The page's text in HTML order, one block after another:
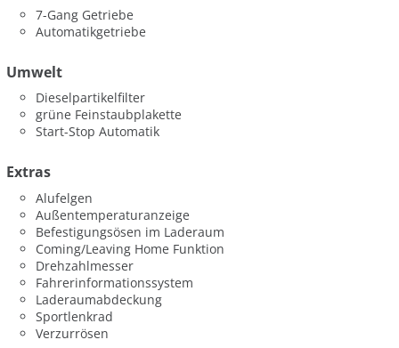
7-Gang Getriebe
Automatikgetriebe
Umwelt
Dieselpartikelfilter
grüne Feinstaubplakette
Start-Stop Automatik
Extras
Alufelgen
Außentemperaturanzeige
Befestigungsösen im Laderaum
Coming/Leaving Home Funktion
Drehzahlmesser
Fahrerinformationssystem
Laderaumabdeckung
Sportlenkrad
Verzurrösen